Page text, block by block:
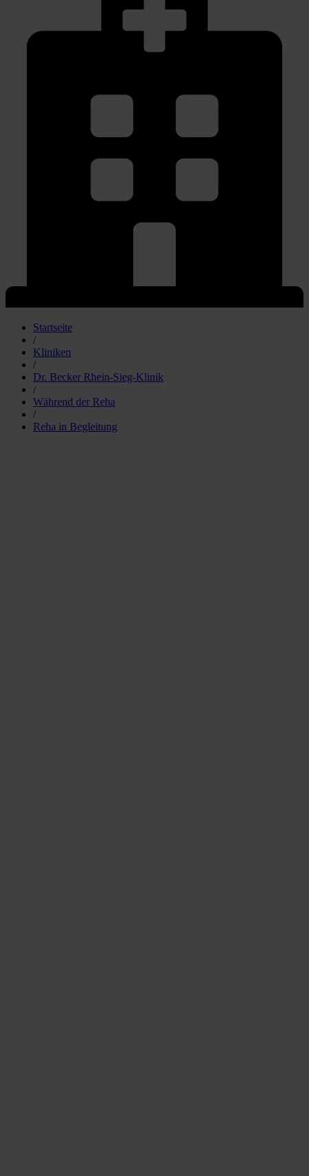
Startseite
/
Kliniken
/
Dr. Becker Rhein-Sieg-Klinik
/
Während der Reha
/
Reha in Begleitung